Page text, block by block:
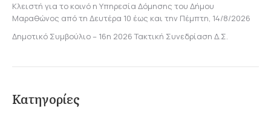
Κλειστή για το κοινό η Υπηρεσία Δόμησης του Δήμου
Μαραθώνος από τη Δευτέρα 10 έως και την Πέμπτη, 14/8/2026
Δημοτικό Συμβούλιο – 16η 2026 Τακτική Συνεδρίαση Δ.Σ.
Κατηγορίες